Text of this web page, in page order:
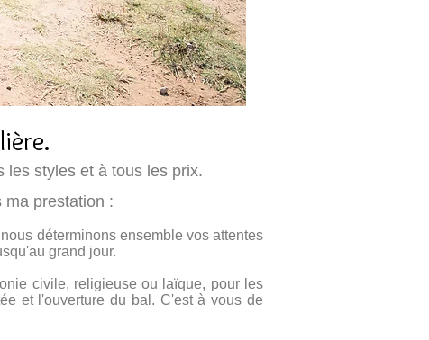
les styles et à tous les prix.
ma prestation :
déterminons ensemble vos attentes
grand jour.
civile, religieuse ou laïque, pour les
et l'ouverture du bal. C'est à vous de